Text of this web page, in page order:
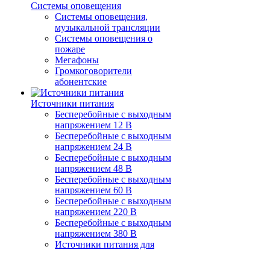
Системы оповещения
Системы оповещения,
музыкальной трансляции
Системы оповещения о
пожаре
Мегафоны
Громкоговорители
абонентские
Источники питания
Бесперебойные с выходным
напряжением 12 В
Бесперебойные с выходным
напряжением 24 В
Бесперебойные с выходным
напряжением 48 В
Бесперебойные с выходным
напряжением 60 В
Бесперебойные с выходным
напряжением 220 В
Бесперебойные с выходным
напряжением 380 В
Источники питания для